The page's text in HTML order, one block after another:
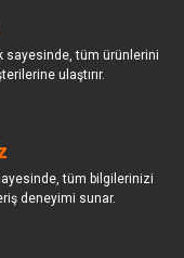
sayesinde, tüm ürünlerini
ulaştırır.
tüm bilgilerinizi
deneyimi sunar.